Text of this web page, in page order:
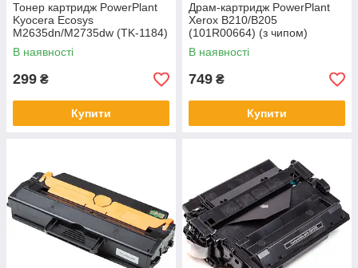
Тонер картридж PowerPlant
Kyocera Ecosys
M2635dn/M2735dw (TK-1184)
(з чипом)
В наявності
299 ₴
Купити
Драм-картридж PowerPlant
Xerox B210/B205
(101R00664) (з чипом)
В наявності
749 ₴
Купити